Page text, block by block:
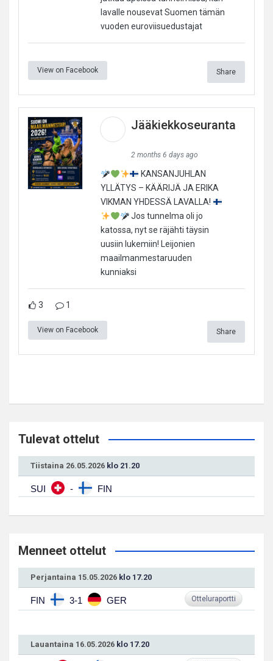
lavalle nousevat Suomen tämän
vuoden euroviisuedustajat
View on Facebook Share
Jääkiekkoseuranta
2 months 6 days ago
KANSANJUHLAN
YLLÄTYS – KÄÄRIJÄ JA ERIKA
VIKMAN YHDESSÄ LAVALLA!
Jos tunnelma oli jo
katossa, nyt se räjähti täysin
uusiin lukemiin! Leijonien
maailmanmestaruuden
kunniaksi
3 1
View on Facebook Share
Tulevat ottelut
Tiistaina 26.05.2026 klo 21.20
SUI - FIN
Menneet ottelut
Perjantaina 15.05.2026 klo 17.20
FIN 3-1 GER Otteluraportti
Lauantaina 16.05.2026 klo 17.20